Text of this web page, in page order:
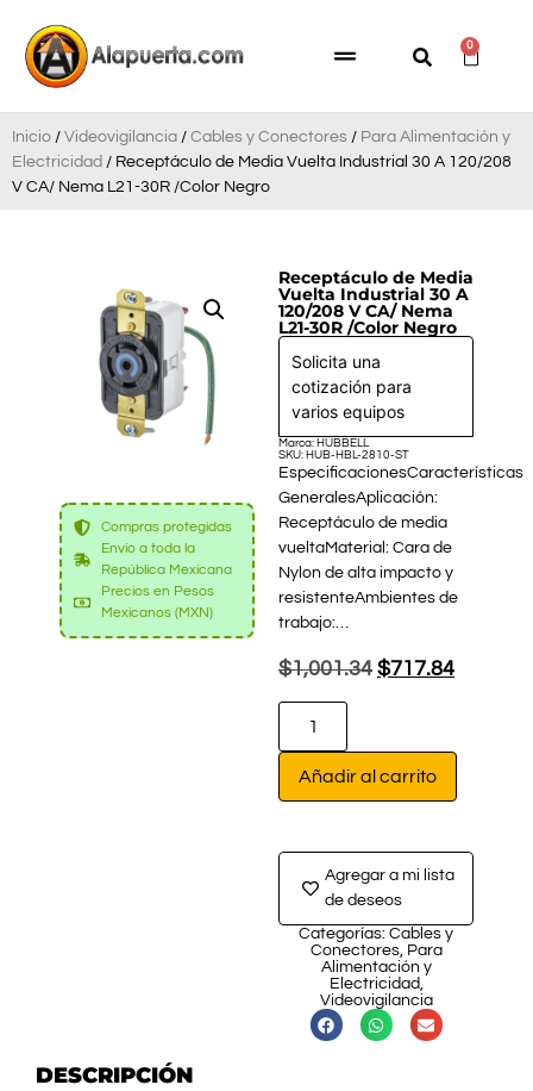
0
Inicio / Videovigilancia / Cables y Conectores / Para Alimentación y
Electricidad / Receptáculo de Media Vuelta Industrial 30 A 120/208
V CA/ Nema L21-30R /Color Negro
Compras protegidas
Envío a toda la
República Mexicana
Precios en Pesos
Mexicanos (MXN)
Receptáculo de Media
Vuelta Industrial 30 A
120/208 V CA/ Nema
L21-30R /Color Negro
Solicita una
cotización para
varios equipos
Marca: HUBBELL
SKU: HUB-HBL-2810-ST
EspecificacionesCaracterísticas
GeneralesAplicación:
Receptáculo de media
vueltaMaterial: Cara de
Nylon de alta impacto y
resistenteAmbientes de
trabajo:…
$1,001.34 $717.84
Añadir al carrito
Agregar a mi lista
de deseos
Categorías: Cables y
Conectores, Para
Alimentación y
Electricidad,
Videovigilancia
DESCRIPCIÓN